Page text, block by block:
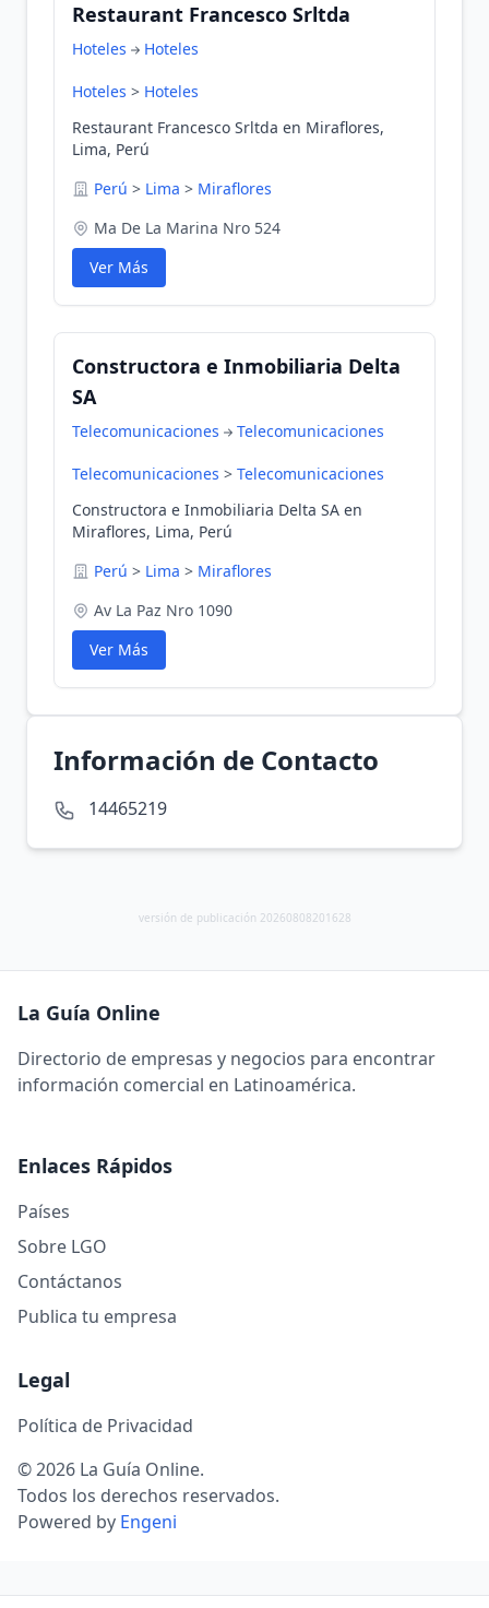
Restaurant Francesco Srltda
Hoteles Hoteles
Hoteles > Hoteles
Restaurant Francesco Srltda en Miraflores,
Lima, Perú
Perú > Lima > Miraflores
Ma De La Marina Nro 524
Ver Más
Constructora e Inmobiliaria Delta
SA
Telecomunicaciones Telecomunicaciones
Telecomunicaciones > Telecomunicaciones
Constructora e Inmobiliaria Delta SA en
Miraflores, Lima, Perú
Perú > Lima > Miraflores
Av La Paz Nro 1090
Ver Más
Información de Contacto
14465219
versión de publicación 20260808201628
La Guía Online
Directorio de empresas y negocios para encontrar
información comercial en Latinoamérica.
Enlaces Rápidos
Países
Sobre LGO
Contáctanos
Publica tu empresa
Legal
Política de Privacidad
© 2026 La Guía Online.
Todos los derechos reservados.
Powered by Engeni